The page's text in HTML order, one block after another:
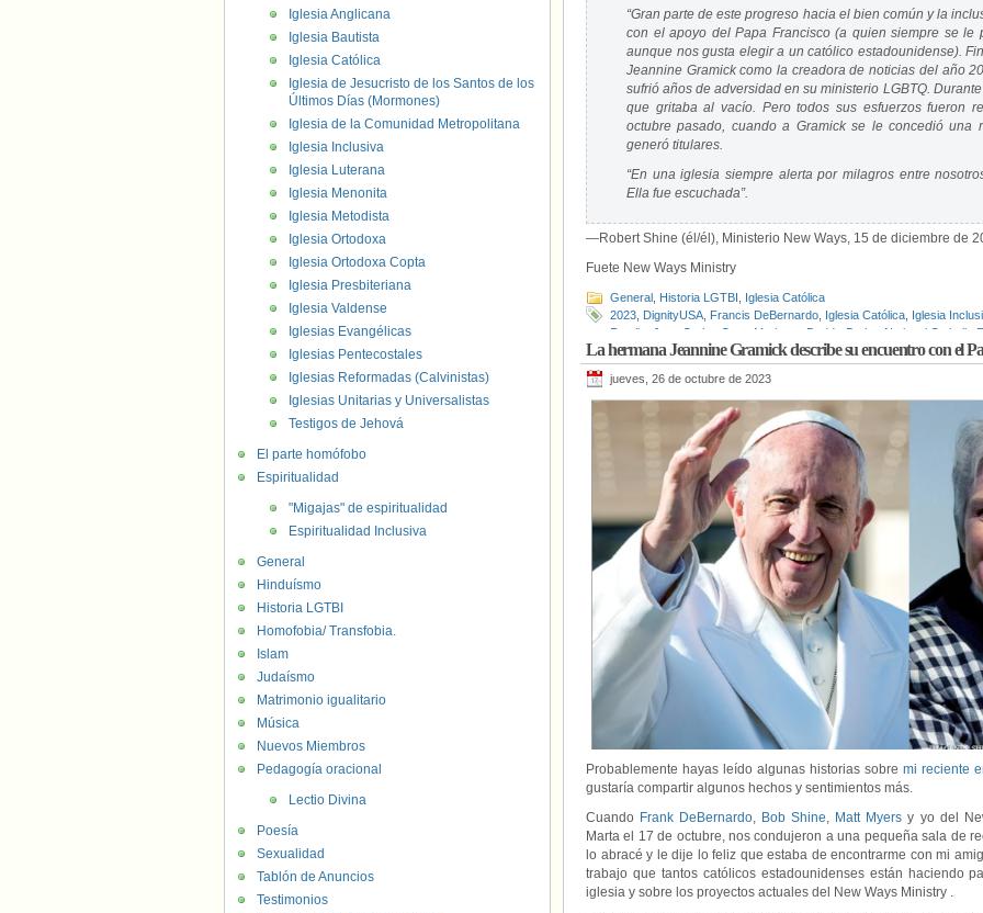
“Gran parte de este progreso hacia el bien común y la
con el apoyo del Papa Francisco (a quien siempre se le
aunque nos gusta elegir a un católico estadounidense).
Jeannine Gramick como la creadora de noticias del año
sufrió años de adversidad en su ministerio LGBTQ.
que gritaba al vacío. Pero todos sus esfuerzos fueron
octubre pasado, cuando a Gramick se le concedió una
generó titulares.
“En una iglesia siempre alerta por milagros entre
Ella fue escuchada”.
—Robert Shine (él/él), Ministerio New Ways, 15 de diciembre de
Fuete New Ways Ministry
General Historia LGTBI
Iglesia Católica
2023 DignityUSA Francis DeBernardo Iglesia Católica Iglesia
Ferullo
Juan Carlos Cruz Marianne Duddy-Burke National Catholic
Personas LGTBIQ,Robert Nugent,Stephanie Clary,“Newsmaker of
La hermana Jeannine Gramick describe su encuentro con el
jueves, 26 de octubre de 2023
Probablemente hayas leído algunas historias sobre mi reciente
gustaría compartir algunos hechos y sentimientos más.
Cuando Frank DeBernardo, Bob Shine, Matt Myers y yo del
Marta el 17 de octubre, nos condujeron a una pequeña sala de
lo abracé y le dije lo feliz que estaba de encontrarme con mi
trabajo que tantos católicos estadounidenses están haciendo
iglesia y sobre los proyectos actuales del New Ways Ministry .
Iglesia Anglicana
Iglesia Bautista
Iglesia Católica
Iglesia de Jesucristo de los Santos de los
Últimos Días (Mormones)
Iglesia de la Comunidad Metropolitana
Iglesia Inclusiva
Iglesia Luterana
Iglesia Menonita
Iglesia Metodista
Iglesia Ortodoxa
Iglesia Ortodoxa Copta
Iglesia Presbiteriana
Iglesia Valdense
Iglesias Evangélicas
Iglesias Pentecostales
Iglesias Reformadas (Calvinistas)
Iglesias Unitarias y Universalistas
Testigos de Jehová
El parte homófobo
Espiritualidad
"Migajas" de espiritualidad
Espiritualidad Inclusiva
General
Hinduísmo
Historia LGTBI
Homofobia/ Transfobia.
Islam
Judaísmo
Matrimonio igualitario
Música
Nuevos Miembros
Pedagogía oracional
Lectio Divina
Poesía
Sexualidad
Tablón de Anuncios
Testimonios